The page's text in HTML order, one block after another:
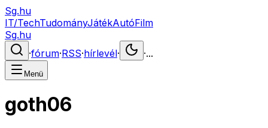
Sg.hu
IT/TechTudományJátékAutóFilm
Sg.hu
·fórum·RSS·hírlevél· ·...
Menü
goth06